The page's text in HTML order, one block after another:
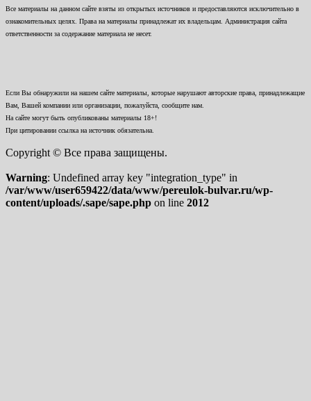
Все материалы на данном сайте взяты из открытых источников и предоставляются исключительно в
ознакомительных целях. Права на материалы принадлежат их владельцам. Администрация сайта
ответственности за содержание материала не несет.
Если Вы обнаружили на нашем сайте материалы, которые нарушают авторские права, принадлежащие
Вам, Вашей компании или организации, пожалуйста, сообщите нам.
На сайте могут быть опубликованы материалы 18+!
При цитировании ссылка на источник обязательна.
Copyright © Все права защищены.
Warning: Undefined array key "integration_type" in
/var/www/user659422/data/www/pereulok-bulvar.ru/wp-
content/uploads/.sape/sape.php on line 2012